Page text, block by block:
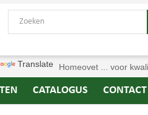
Translate Homeovet ... voor
CATALOGUS CONTACT